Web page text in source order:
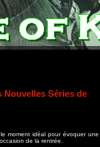
Nouvelles Séries de
moment idéal pour évoquer une
de la rentrée.